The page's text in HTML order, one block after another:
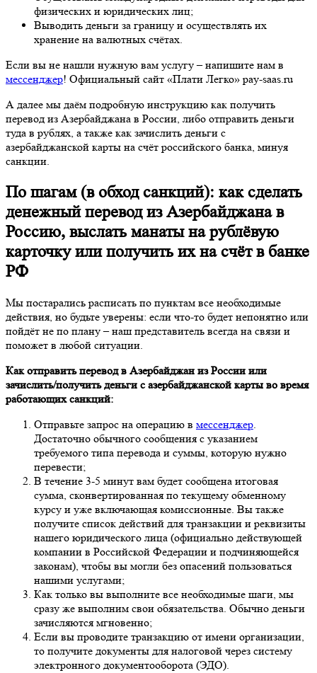
физических и юридических лиц;
Выводить деньги за границу и осуществлять их
хранение на валютных счётах.
Если вы не нашли нужную вам услугу – напишите нам в
мессенджер! Официальный сайт «Плати Легко» pay-saas.ru
А далее мы даём подробную инструкцию как получить
перевод из Азербайджана в России, либо отправить деньги
туда в рублях, а также как зачислить деньги с
азербайджанской карты на счёт российского банка, минуя
санкции.
По шагам (в обход санкций): как сделать
денежный перевод из Азербайджана в
Россию, выслать манаты на рублёвую
карточку или получить их на счёт в банке
РФ
Мы постарались расписать по пунктам все необходимые
действия, но будьте уверены: если что-то будет непонятно или
пойдёт не по плану – наш представитель всегда на связи и
поможет в любой ситуации.
Как отправить перевод в Азербайджан из России или
зачислить/получить деньги с азербайджанской карты во время
работающих санкций:
Отправьте запрос на операцию в мессенджер.
Достаточно обычного сообщения с указанием
требуемого типа перевода и суммы, которую нужно
перевести;
В течение 3-5 минут вам будет сообщена итоговая
сумма, сконвертированная по текущему обменному
курсу и уже включающая комиссионные. Вы также
получите список действий для транзакции и реквизиты
нашего юридического лица (официально действующей
компании в Российской Федерации и подчиняющейся
законам), чтобы вы могли без опасений пользоваться
нашими услугами;
Как только вы выполните все необходимые шаги, мы
сразу же выполним свои обязательства. Обычно деньги
зачисляются мгновенно;
Если вы проводите транзакцию от имени организации,
то получите документы для налоговой через систему
электронного документооборота (ЭДО).